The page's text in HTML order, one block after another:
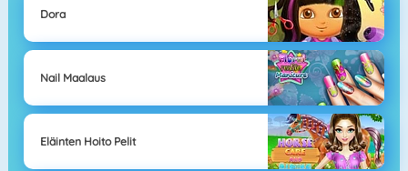
Dora
Nail Maalaus
Eläinten Hoito Pelit